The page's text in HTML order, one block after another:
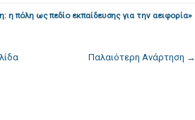
πόλη ως πεδίο εκπαίδευσης για την αειφορία»
Παλαιότερη Ανάρτηση →